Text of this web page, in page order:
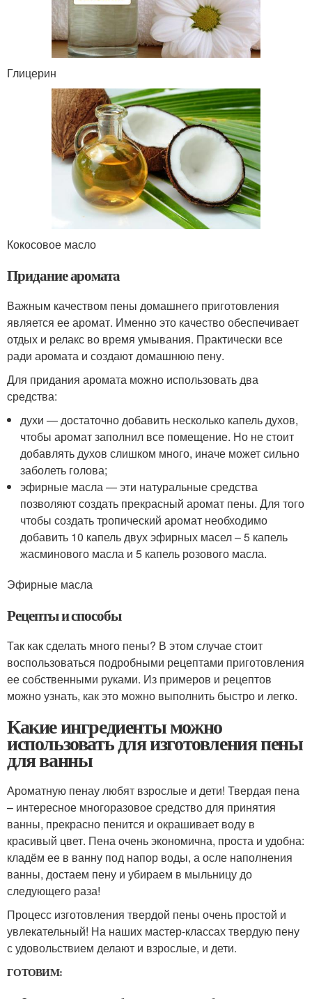
Глицерин
Кокосовое масло
Придание аромата
Важным качеством пены домашнего приготовления
является ее аромат. Именно это качество обеспечивает
отдых и релакс во время умывания. Практически все
ради аромата и создают домашнюю пену.
Для придания аромата можно использовать два
средства:
духи — достаточно добавить несколько капель духов,
чтобы аромат заполнил все помещение. Но не стоит
добавлять духов слишком много, иначе может сильно
заболеть голова;
эфирные масла — эти натуральные средства
позволяют создать прекрасный аромат пены. Для того
чтобы создать тропический аромат необходимо
добавить 10 капель двух эфирных масел – 5 капель
жасминового масла и 5 капель розового масла.
Эфирные масла
Рецепты и способы
Так как сделать много пены? В этом случае стоит
воспользоваться подробными рецептами приготовления
ее собственными руками. Из примеров и рецептов
можно узнать, как это можно выполнить быстро и легко.
Какие ингредиенты можно
использовать для изготовления пены
для ванны
Ароматную пенау любят взрослые и дети! Твердая пена
– интересное многоразовое средство для принятия
ванны, прекрасно пенится и окрашивает воду в
красивый цвет. Пена очень экономична, проста и удобна:
кладём ее в ванну под напор воды, а осле наполнения
ванны, достаем пену и убираем в мыльницу до
следующего раза!
Процесс изготовления твердой пены очень простой и
увлекательный! На наших мастер-классах твердую пену
с удовольствием делают и взрослые, и дети.
ГОТОВИМ: